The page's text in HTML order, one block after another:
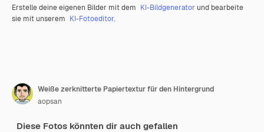
Erstelle deine eigenen Bilder mit dem KI-Bildgenerator und bearbeite
sie mit unserem KI-Fotoeditor.
Weiße zerknitterte Papiertextur für den Hintergrund
aopsan
Diese Fotos könnten dir auch gefallen